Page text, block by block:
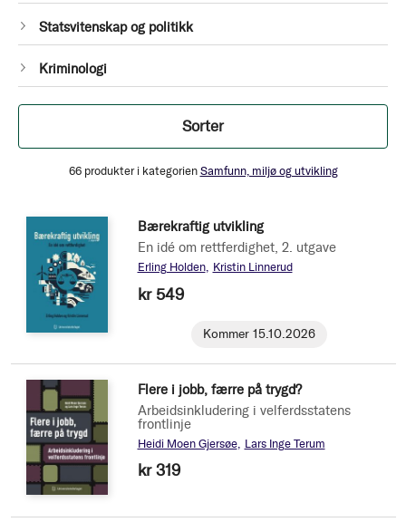
Statsvitenskap og politikk
Kriminologi
Sorter
66produkter i kategorien Samfunn, miljø og utvikling
Bærekraftig utvikling
En idé om rettferdighet, 2. utgave
Erling Holden Kristin Linnerud
kr 549
Kommer 15.10.2026
Flere i jobb, færre på trygd?
Arbeidsinkludering i velferdsstatens
frontlinje
Heidi Moen Gjersøe Lars Inge Terum
kr 319